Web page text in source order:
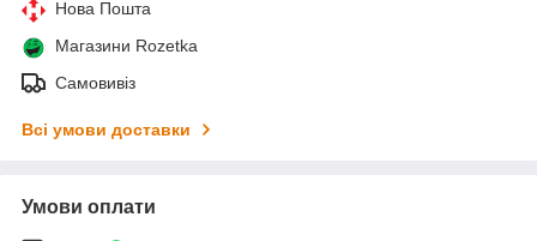
Нова Пошта
Магазини Rozetka
Самовивіз
Всі умови доставки
Умови оплати